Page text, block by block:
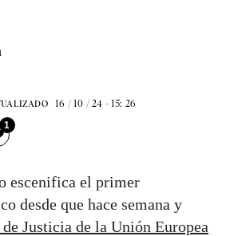
16 / 10 / 24 - 15: 26
1
escenifica el primer
desde que hace semana y
Justicia de la Unión Europea